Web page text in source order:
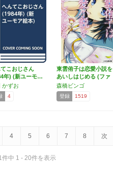
こおじさん
年) (新ユーモ…
かずお
4
東雲侑子は恋愛小説を
あいしはじめる (ファ
ミ…
森橋ビンゴ
登録 1519
4 5 6 7 8 次
件中 1 - 20件を表示